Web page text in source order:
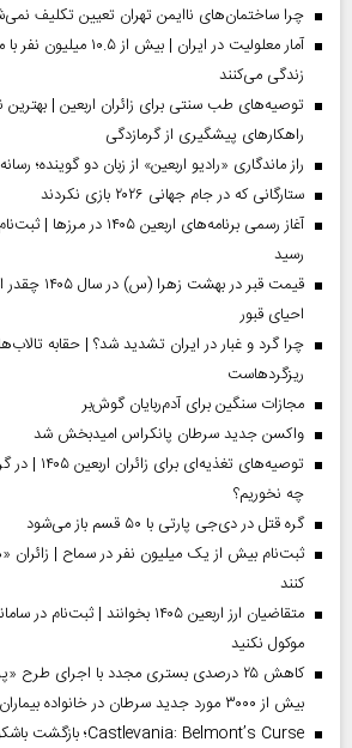
چرا ساختمان‌های ناایمن تهران تعیین تکلیف
آمار معلولیت در ایران |
زندگی می‌کنند
توصیه‌های طب سنتی برای زائران اربعین |
راهکارهای پیشگیری از گرمازدگی
راز ماندگاری «رادیو اربعین» از زبان دو گوینده؛
ستارگانی که در جام جهانی ۲۰۲۶ بازی نکردند
رسید
قیمت قبر در
احیای قبور
چرا گرد و غبار در ایران تشدید شد؟ | حقابه
ریزگردهاست
مجازات سنگین برای آدم‌ربایان گوش‌بر
واکسن جدید سرطان پانکراس امیدبخش شد
توصیه‌های
چه نخوریم؟
گره قتل در دی‌جی پارتی با ۵۰ قسم باز می‌شود
ثبت‌نام بیش از یک میلیون نفر در سماح | زائران
کنند
متقاضیان ارز اربعین ۱۴۰۵ بخوانند |
موکول نکنید
کاهش ۲۵ درصدی بستری مجدد با اجرای طرح
بیش از ۳۰۰۰ مورد جدید سرطان در خانواده بیماران
Castlevania: Belmont’s Curse؛ بازگشت باشکوه شکارچیان خون‌آشام